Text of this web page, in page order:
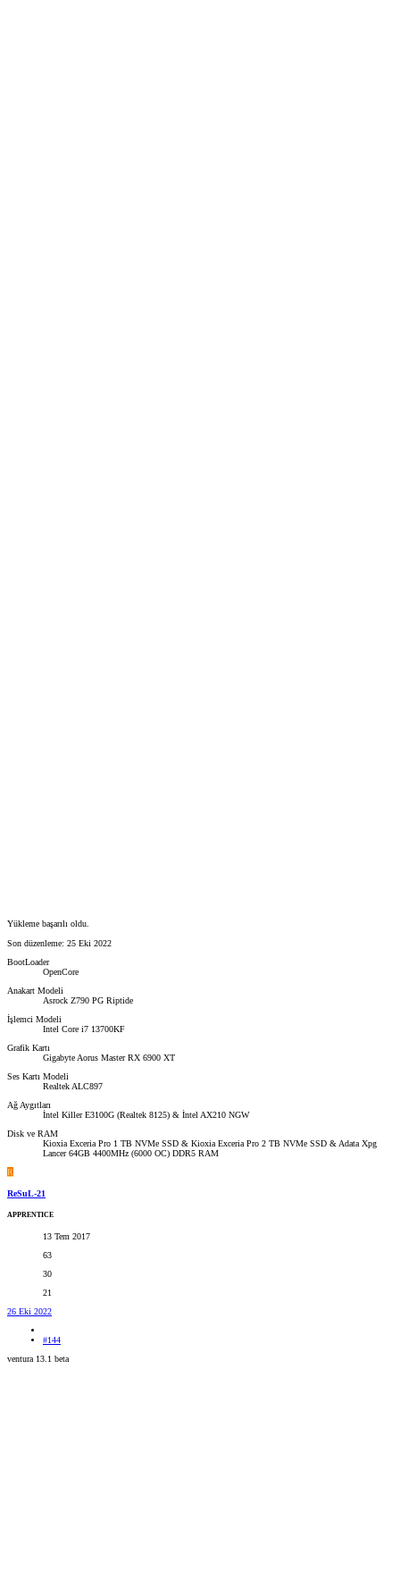
Yükleme başarılı oldu.
Son düzenleme: 25 Eki 2022
BootLoader
OpenCore
Anakart Modeli
Asrock Z790 PG Riptide
İşlemci Modeli
Intel Core i7 13700KF
Grafik Kartı
Gigabyte Aorus Master RX 6900 XT
Ses Kartı Modeli
Realtek ALC897
Ağ Aygıtları
İntel Killer E3100G (Realtek 8125) & İntel AX210 NGW
Disk ve RAM
Kioxia Exceria Pro 1 TB NVMe SSD & Kioxia Exceria Pro 2 TB NVMe SSD & Adata Xpg
Lancer 64GB 4400MHz (6000 OC) DDR5 RAM
R
ReSuL-21
APPRENTICE
13 Tem 2017
63
30
21
26 Eki 2022
#144
ventura 13.1 beta